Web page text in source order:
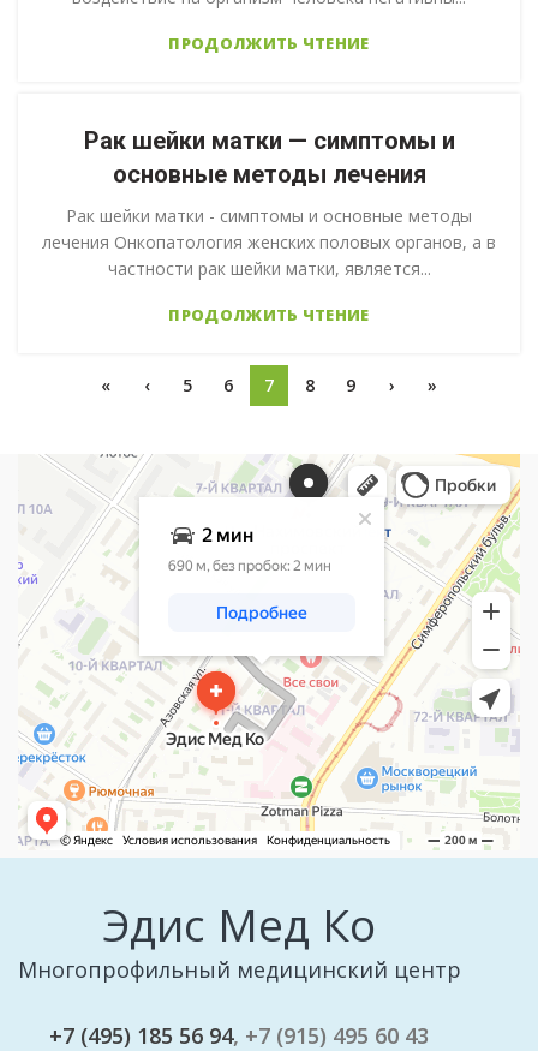
ПРОДОЛЖИТЬ ЧТЕНИЕ
Рак шейки матки — симптомы и
основные методы лечения
Рак шейки матки - симптомы и основные методы
лечения Онкопатология женских половых органов, а в
частности рак шейки матки, является...
ПРОДОЛЖИТЬ ЧТЕНИЕ
« ‹ 5 6 7 8 9 › »
Эдис Мед Ко
Многопрофильный медицинский центр
+7 (495) 185 56 94, +7 (915) 495 60 43